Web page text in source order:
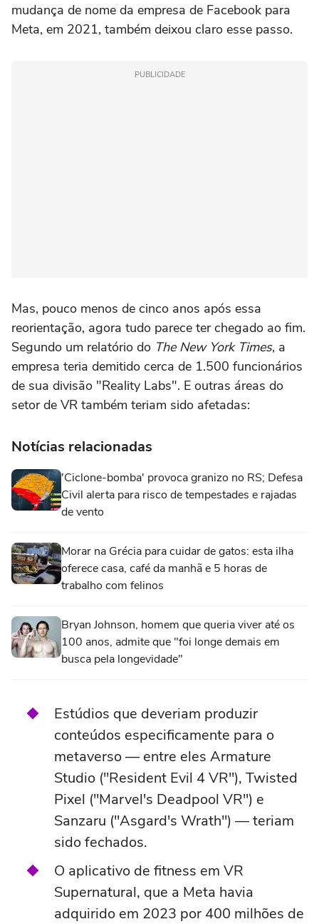
mudança de nome da empresa de Facebook para
Meta, em 2021, também deixou claro esse passo.
PUBLICIDADE
Mas, pouco menos de cinco anos após essa
reorientação, agora tudo parece ter chegado ao fim.
Segundo um relatório do The New York Times, a
empresa teria demitido cerca de 1.500 funcionários
de sua divisão "Reality Labs". E outras áreas do
setor de VR também teriam sido afetadas:
Notícias relacionadas
'Ciclone-bomba' provoca granizo no RS; Defesa
Civil alerta para risco de tempestades e rajadas
de vento
Morar na Grécia para cuidar de gatos: esta ilha
oferece casa, café da manhã e 5 horas de
trabalho com felinos
Bryan Johnson, homem que queria viver até os
100 anos, admite que "foi longe demais em
busca pela longevidade"
Estúdios que deveriam produzir
conteúdos especificamente para o
metaverso — entre eles Armature
Studio ("Resident Evil 4 VR"), Twisted
Pixel ("Marvel's Deadpool VR") e
Sanzaru ("Asgard's Wrath") — teriam
sido fechados.
O aplicativo de fitness em VR
Supernatural, que a Meta havia
adquirido em 2023 por 400 milhões de